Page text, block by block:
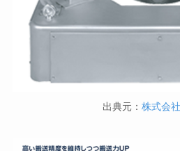
出典元： 株式会